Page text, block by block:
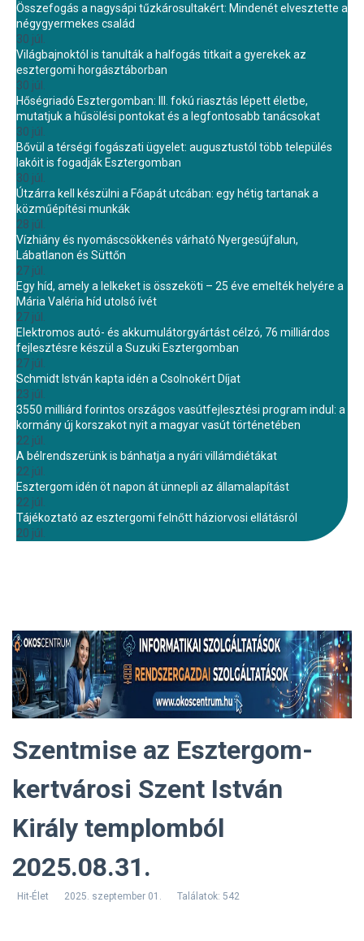
Összefogás a nagysápi tűzkárosultakért: Mindenét elvesztette a
négygyermekes család
30 júl.
Világbajnoktól is tanulták a halfogás titkait a gyerekek az
esztergomi horgásztáborban
30 júl.
Hőségriadó Esztergomban: III. fokú riasztás lépett életbe,
mutatjuk a hűsölési pontokat és a legfontosabb tanácsokat
30 júl.
Bővül a térségi fogászati ügyelet: augusztustól több település
lakóit is fogadják Esztergomban
30 júl.
Útzárra kell készülni a Főapát utcában: egy hétig tartanak a
közműépítési munkák
28 júl.
Vízhiány és nyomáscsökkenés várható Nyergesújfalun,
Lábatlanon és Süttőn
27 júl.
Egy híd, amely a lelkeket is összeköti – 25 éve emelték helyére a
Mária Valéria híd utolsó ívét
27 júl.
Elektromos autó- és akkumulátorgyártást célzó, 76 milliárdos
fejlesztésre készül a Suzuki Esztergomban
27 júl.
Schmidt István kapta idén a Csolnokért Díjat
23 júl.
3550 milliárd forintos országos vasútfejlesztési program indul: a
kormány új korszakot nyit a magyar vasút történetében
22 júl.
A bélrendszerünk is bánhatja a nyári villámdiétákat
22 júl.
Esztergom idén öt napon át ünnepli az államalapítást
22 júl.
Tájékoztató az esztergomi felnőtt háziorvosi ellátásról
20 júl.
Szentmise az Esztergom-
kertvárosi Szent István
Király templomból
2025.08.31.
Hit-Élet 2025. szeptember 01. Találatok: 542